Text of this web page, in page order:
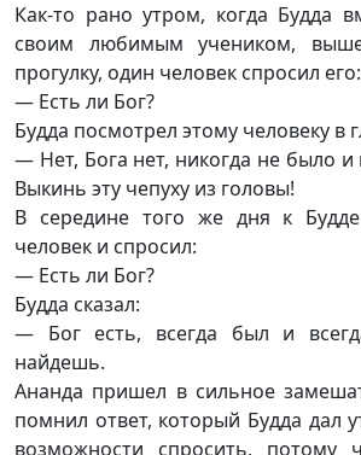
Как-то рано утром, когда Будда
своим любимым учеником,
прогулку, один человек спросил его:
— Есть ли Бог?
Будда посмотрел этому человеку в
— Нет, Бога нет, никогда не было и
Выкинь эту чепуху из головы!
В середине того же дня к
человек и спросил:
— Есть ли Бог?
Будда сказал:
— Бог есть, всегда был и
найдешь.
Ананда пришел в сильное
помнил ответ, который Будда дал
возможности спросить, потому